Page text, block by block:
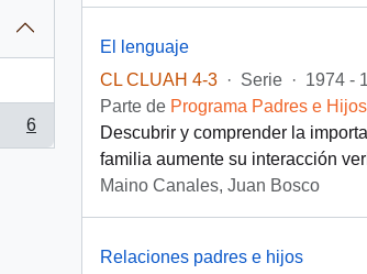
6
El lenguaje
CL CLUAH 4-3 · Serie · 1974 -
Parte de Programa Padres e
Descubrir y comprender la
familia aumente su interacción
Maino Canales, Juan Bosco
Relaciones padres e hijos